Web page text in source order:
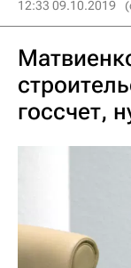
12:33 09.10.2019
госсчет,